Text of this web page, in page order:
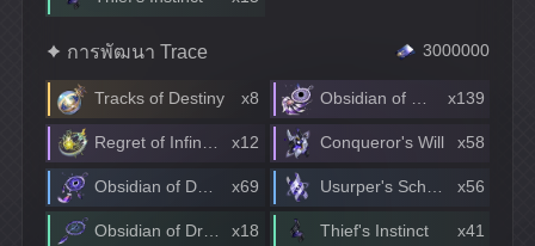
การพัฒนา Trace 3000000
Tracks of Destiny x8 Obsidian of Obsession x139
Regret of Infinite Ochema x12 Conqueror's Will x58
x69 x56
x18 Thief's Instinct x41